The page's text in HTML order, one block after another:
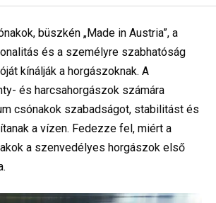
büszkén „Made in Austria”, a
és a személyre szabhatóság
kínálják a horgászoknak. A
és harcsahorgászok számára
csónakok szabadságot, stabilitást és
a vízen. Fedezze fel, miért a
a szenvedélyes horgászok első